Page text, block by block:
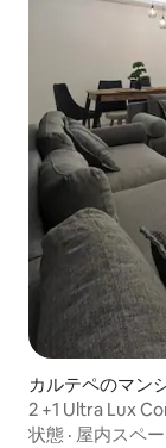
カルテペのマン
2 +1 Ultra Lux
状態 · 屋内スペ